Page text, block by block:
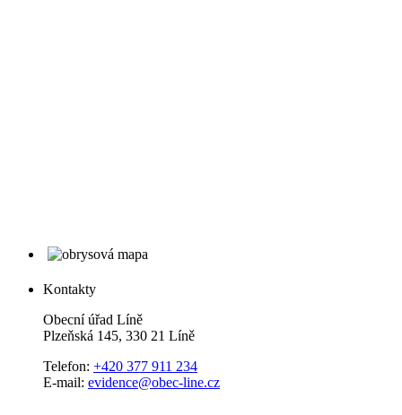
Kontakty
Obecní úřad Líně
Plzeňská 145, 330 21 Líně
Telefon: +420 377 911 234
E-mail: evidence@obec-line.cz